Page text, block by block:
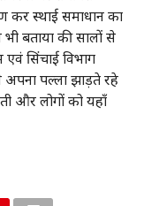
कर स्थाई समाधान का
बताया की सालों से
सिंचाई विभाग
पल्ला झाड़ते रहे
और लोगों को यहाँ